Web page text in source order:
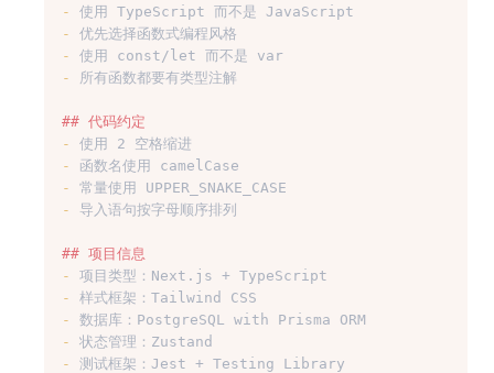
-
使用 TypeScript 而不是 JavaScript
-
优先选择函数式编程风格
-
使用 const/let 而不是 var
-
所有函数都要有类型注解
## 代码约定
-
使用 2 空格缩进
-
函数名使用 camelCase
-
常量使用 UPPER_SNAKE_CASE
-
导入语句按字母顺序排列
## 项目信息
-
项目类型：Next.js + TypeScript
-
样式框架：Tailwind CSS
-
数据库：PostgreSQL with Prisma ORM
-
状态管理：Zustand
-
测试框架：Jest + Testing Library